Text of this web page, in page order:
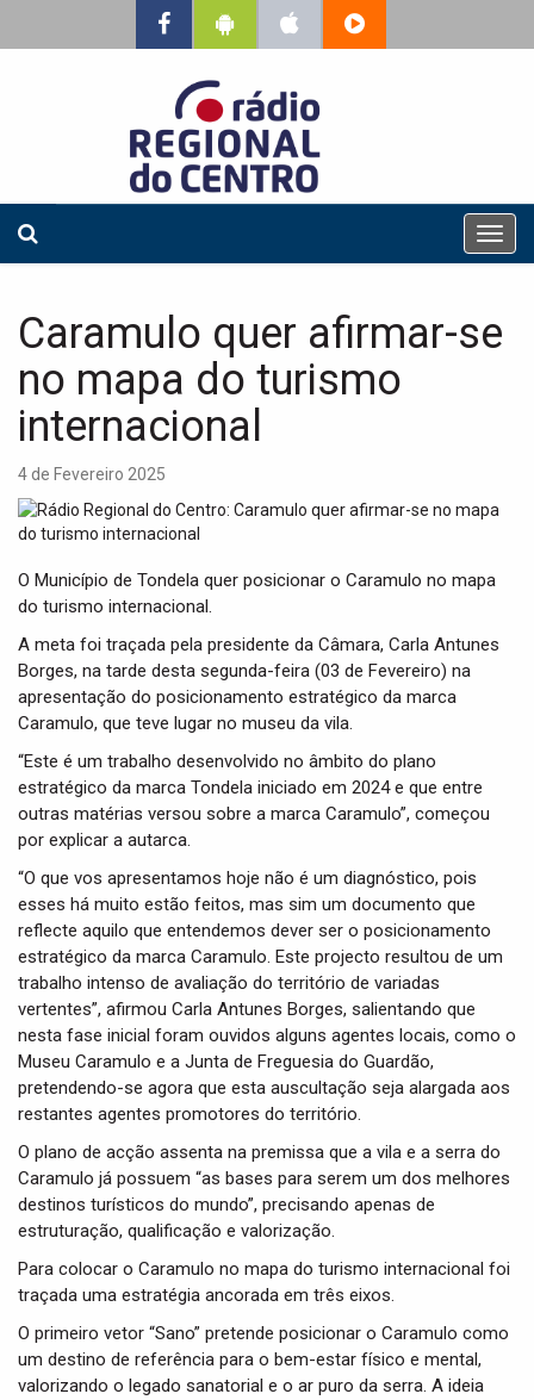
T
o
l
a
o
Caramulo quer afirmar-se
no mapa do turismo
internacional
4 de Fevereiro 2025
O Município de Tondela quer posicionar o Caramulo no mapa
do turismo internacional.
A meta foi traçada pela presidente da Câmara, Carla Antunes
Borges, na tarde desta segunda-feira (03 de Fevereiro) na
apresentação do posicionamento estratégico da marca
Caramulo, que teve lugar no museu da vila.
“Este é um trabalho desenvolvido no âmbito do plano
estratégico da marca Tondela iniciado em 2024 e que entre
outras matérias versou sobre a marca Caramulo”, começou
por explicar a autarca.
“O que vos apresentamos hoje não é um diagnóstico, pois
esses há muito estão feitos, mas sim um documento que
reflecte aquilo que entendemos dever ser o posicionamento
estratégico da marca Caramulo. Este projecto resultou de um
trabalho intenso de avaliação do território de variadas
vertentes”, afirmou Carla Antunes Borges, salientando que
nesta fase inicial foram ouvidos alguns agentes locais, como o
Museu Caramulo e a Junta de Freguesia do Guardão,
pretendendo-se agora que esta auscultação seja alargada aos
restantes agentes promotores do território.
O plano de acção assenta na premissa que a vila e a serra do
Caramulo já possuem “as bases para serem um dos melhores
destinos turísticos do mundo”, precisando apenas de
estruturação, qualificação e valorização.
Para colocar o Caramulo no mapa do turismo internacional foi
traçada uma estratégia ancorada em três eixos.
O primeiro vetor “Sano” pretende posicionar o Caramulo como
um destino de referência para o bem-estar físico e mental,
valorizando o legado sanatorial e o ar puro da serra. A ideia